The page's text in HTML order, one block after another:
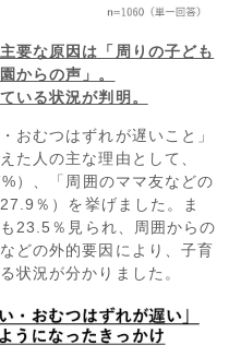
要な原因は「周りの子ども
からの声」。
いる状況が判明。
おむつはずれが遅いこと」
た人の主な理由として、
）、「周囲のママ友などの
％）を挙げました。ま
23.5％見られ、周囲からの
どの外的要因により、子育
状況が分かりました。